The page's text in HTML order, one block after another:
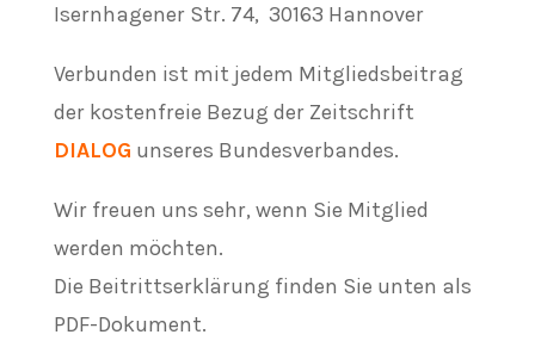
Isernhagener Str. 74, 30163 Hannover
Verbunden ist mit jedem Mitgliedsbeitrag
der kostenfreie Bezug der Zeitschrift
DIALOG unseres Bundesverbandes.
Wir freuen uns sehr, wenn Sie Mitglied
werden möchten.
Die Beitrittserklärung finden Sie unten als
PDF-Dokument.